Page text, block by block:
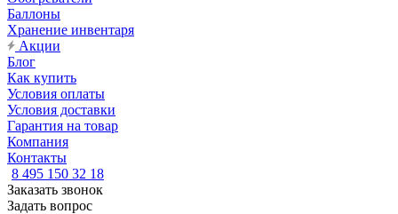
Баллоны
Хранение инвентаря
Акции
Блог
Как купить
Условия оплаты
Условия доставки
Гарантия на товар
Компания
Контакты
8 495 150 32 18
Заказать звонок
Задать вопрос